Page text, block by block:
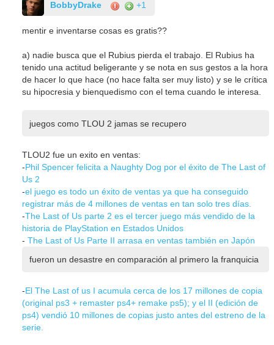
BobbyDrake +1
mentir e inventarse cosas es gratis??
a) nadie busca que el Rubius pierda el trabajo. El Rubius ha
tenido una actitud beligerante y se nota en sus gestos a la hora
de hacer lo que hace (no hace falta ser muy listo) y se le crítica
su hipocresia y bienquedismo con el tema cuando le interesa.
juegos como TLOU 2 jamas se recupero
TLOU2 fue un exito en ventas:
-Phil Spencer felicita a Naughty Dog por el éxito de The Last of
Us 2
-el juego es todo un éxito de ventas ya que ha conseguido
registrar más de 4 millones de ventas en tan solo tres días.
-The Last of Us parte 2 es el tercer juego más vendido de la
historia de PlayStation en Estados Unidos
-The Last of Us Parte II arrasa en ventas también en Japón
fueron un desastre en comparación al primero la franquicia
-El The Last of us I acumula cerca de los 17 millones de copia
(original ps3 + remaster ps4+ remake ps5); y el II (edición de
ps4) vendió 10 millones de copias justo antes del estreno de la
serie.